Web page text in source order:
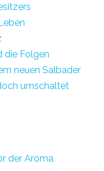
die Folgen
neuen Salbader
umschaltet
der Aroma